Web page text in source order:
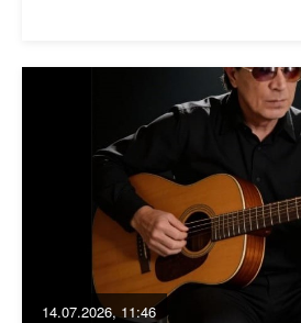
14.07.2026, 11:46